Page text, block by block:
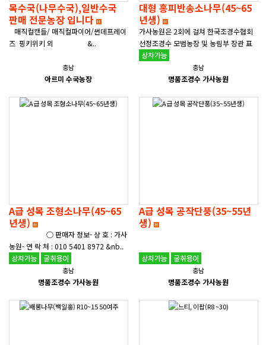
목수국(나무수국),일반수국
판매 전문농장 입니다
매직컬캔들/ 매직컬파이어/썬데프레이
즈 핑키위키 외 &..
충남
아르미 수국농장
대형 홍피반송소나무(45~65
년생)
가사농원은 2회에 걸쳐 한국조경수협회
선정조경수 모범농장 및 농림부 장관 표
창을 받은품질이 인증된 전국 제일의 조
경수 전문농장입니다 ○ 성..
충남
명품조경수 가사농원
A급 성목 조형소나무(45~65
년생)
○ 판매자 정보- 상 호 : 가사
농원- 연 락 처 : 010 5401 8972 &nb..
충남
명품조경수 가사농원
A급 성목 공작단풍(35~55년
생)
충남
명품조경수 가사농원